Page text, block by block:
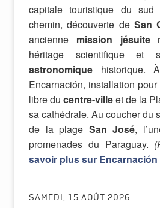
capitale touristique du sud
chemin, découverte de San
ancienne mission jésuite
héritage scientifique et
astronomique historique.
Encarnación, installation
libre du centre-villeet de la
sa cathédrale. Au coucher du
de la plage San José,
promenades du Paraguay.
savoir plus sur Encarnación
SAMEDI, 15 AOÛT 2026